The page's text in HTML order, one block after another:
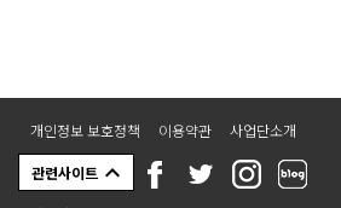
개인정보 보호정책 이용약관 사업단소개
관련사이트